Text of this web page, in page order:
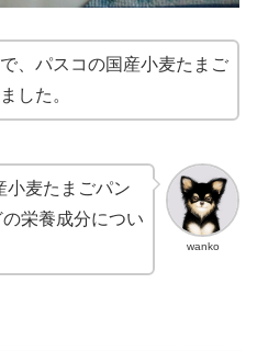
、パスコの国産小麦たまご
した。
wanko
小麦たまごパン
栄養成分につい